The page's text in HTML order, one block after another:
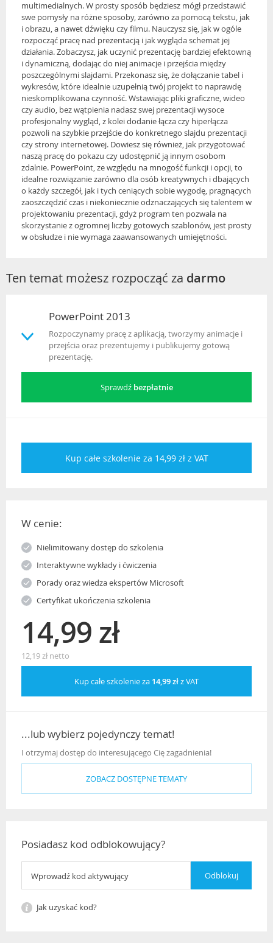
multimedialnych. W prosty sposób będziesz mógł przedstawić
swe pomysły na różne sposoby, zarówno za pomocą tekstu, jak
i obrazu, a nawet dźwięku czy filmu. Nauczysz się, jak w ogóle
rozpocząć pracę nad prezentacją i jak wygląda schemat jej
działania. Zobaczysz, jak uczynić prezentację bardziej efektowną
i dynamiczną, dodając do niej animacje i przejścia między
poszczególnymi slajdami. Przekonasz się, że dołączanie tabel i
wykresów, które idealnie uzupełnią twój projekt to naprawdę
nieskomplikowana czynność. Wstawiając pliki graficzne, wideo
czy audio, bez wątpienia nadasz swej prezentacji wysoce
profesjonalny wygląd, z kolei dodanie łącza czy hiperłącza
pozwoli na szybkie przejście do konkretnego slajdu prezentacji
czy strony internetowej. Dowiesz się również, jak przygotować
naszą pracę do pokazu czy udostępnić ją innym osobom
zdalnie. PowerPoint, ze względu na mnogość funkcji i opcji, to
idealne rozwiązanie zarówno dla osób kreatywnych i dbających
o każdy szczegół, jak i tych ceniących sobie wygodę, pragnących
zaoszczędzić czas i niekoniecznie odznaczających się talentem w
projektowaniu prezentacji, gdyż program ten pozwala na
skorzystanie z ogromnej liczby gotowych szablonów, jest prosty
w obsłudze i nie wymaga zaawansowanych umiejętności.
Ten temat możesz rozpocząć za darmo
PowerPoint 2013
Rozpoczynamy pracę z aplikacją, tworzymy animacje i
przejścia oraz prezentujemy i publikujemy gotową
prezentację.
Sprawdź bezpłatnie
Kup całe szkolenie za 14,99 zł z VAT
W cenie:
Nielimitowany dostęp do szkolenia
Interaktywne wykłady i ćwiczenia
Porady oraz wiedza ekspertów Microsoft
Certyfikat ukończenia szkolenia
14,99 zł
12,19 zł netto
Kup całe szkolenie za 14,99 złz VAT
...lub wybierz pojedynczy temat!
I otrzymaj dostęp do interesującego Cię zagadnienia!
ZOBACZ DOSTĘPNE TEMATY
Posiadasz kod odblokowujący?
Jak uzyskać kod?